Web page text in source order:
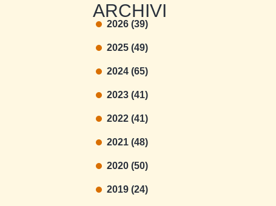
ARCHIVI
2026 (39)
2025 (49)
2024 (65)
2023 (41)
2022 (41)
2021 (48)
2020 (50)
2019 (24)